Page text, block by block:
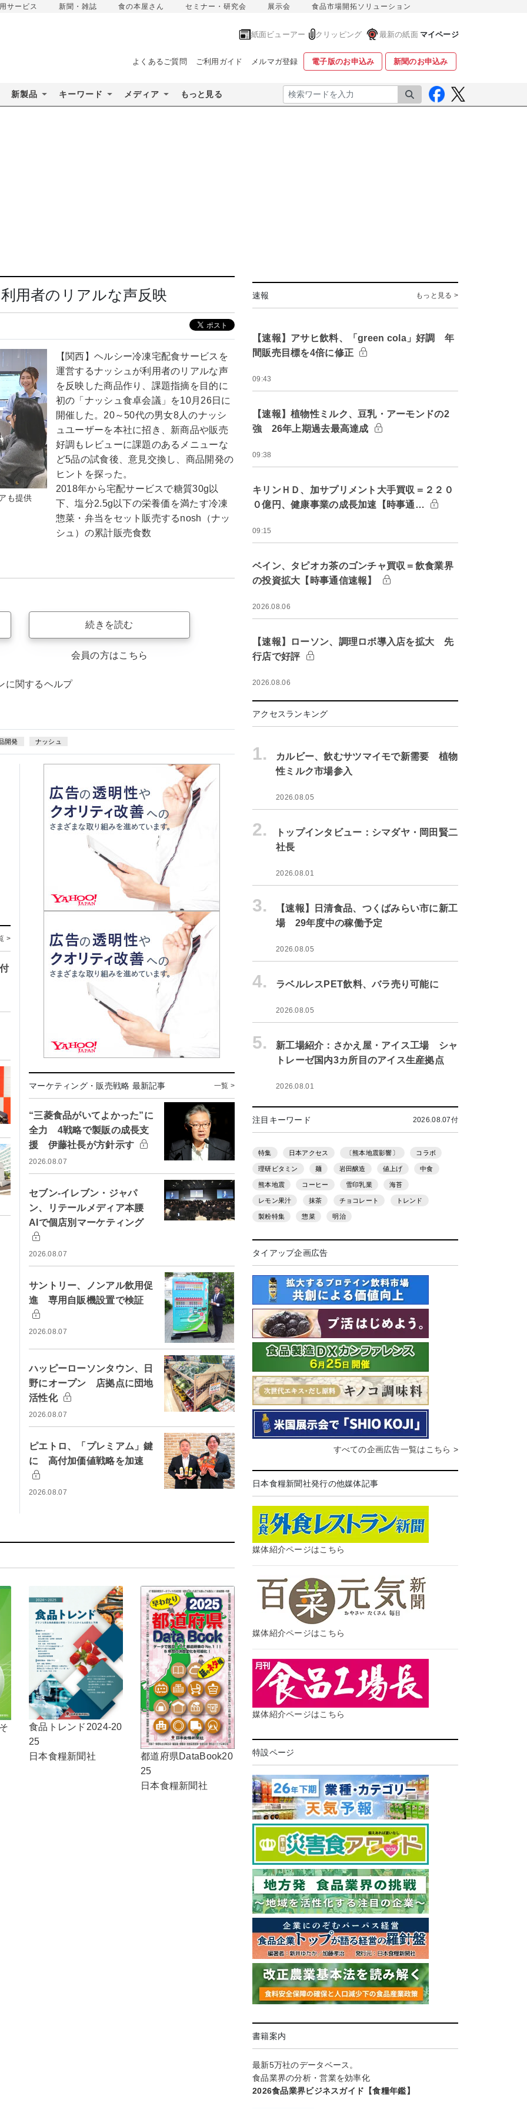
サービス 新聞・雑誌 食の本屋さん セミナー・研究会 展示会 食品市場開拓ソリューション
紙面ビューアー クリッピング 最新の紙面 マイページ
よくあるご質問 ご利用ガイド メルマガ登録 電子版のお申込み 新聞のお申込み
新製品 キーワード メディア もっと見る 検索
用者のリアルな声反映
も提供
【関西】ヘルシー冷凍宅配食サービスを
運営するナッシュが利用者のリアルな声
を反映した商品作り、課題指摘を目的に
初の「ナッシュ食卓会議」を10月26日に
開催した。20～50代の男女8人のナッシ
ュユーザーを本社に招き、新商品や販売
好調もレビューに課題のあるメニューな
ど5品の試食後、意見交換し、商品開発の
ヒントを探った。
2018年から宅配サービスで糖質30g以
下、塩分2.5g以下の栄養価を満たす冷凍
惣菜・弁当をセット販売するnosh（ナッ
シュ）の累計販売食数
続きを読む
会員の方はこちら
に関するヘルプ
開発 ナッシュ
>
マーケティング・販売戦略 最新記事 一覧 >
“三菱食品がいてよかった”に
全力 4戦略で製販の成長支
援 伊藤社長が方針示す
2026.08.07
セブン-イレブン・ジャパ
ン、リテールメディア本腰
AIで個店別マーケティング
2026.08.07
サントリー、ノンアル飲用促
進 専用自販機設置で検証
2026.08.07
ハッピーローソンタウン、日
野にオープン 店拠点に団地
活性化
2026.08.07
ピエトロ、「プレミアム」鍵
に 高付加価値戦略を加速
2026.08.07
食品トレンド2024-20
25
日本食糧新聞社
都道府県DataBook20
25
日本食糧新聞社
速報 もっと見る >
【速報】アサヒ飲料、「green cola」好調 年
間販売目標を4倍に修正
09:43
【速報】植物性ミルク、豆乳・アーモンドの2
強 26年上期過去最高達成
09:38
キリンＨＤ、加サプリメント大手買収＝２２０
０億円、健康事業の成長加速【時事通…
09:15
ベイン、タピオカ茶のゴンチャ買収＝飲食業界
の投資拡大【時事通信速報】
2026.08.06
【速報】ローソン、調理ロボ導入店を拡大 先
行店で好評
2026.08.06
アクセスランキング
1.
カルビー、飲むサツマイモで新需要 植物
性ミルク市場参入
2026.08.05
2.
トップインタビュー：シマダヤ・岡田賢二
社長
2026.08.01
3.
【速報】日清食品、つくばみらい市に新工
場 29年度中の稼働予定
2026.08.05
4. ラベルレスPET飲料、バラ売り可能に
2026.08.05
5.
新工場紹介：さかえ屋・アイス工場 シャ
トレーゼ国内3カ所目のアイス生産拠点
2026.08.01
注目キーワード 2026.08.07付
特集 日本アクセス 〔熊本地震影響〕 コラボ
理研ビタミン 麺 岩田醸造 値上げ 中食
熊本地震 コーヒー 雪印乳業 海苔
レモン果汁 抹茶 チョコレート トレンド
製粉特集 惣菜 明治
タイアップ企画広告
すべての企画広告一覧はこちら >
日本食糧新聞社発行の他媒体記事
媒体紹介ページはこちら
媒体紹介ページはこちら
媒体紹介ページはこちら
特設ページ
書籍案内
最新5万社のデータベース。
食品業界の分析・営業を効率化
2026食品業界ビジネスガイド【食糧年鑑】